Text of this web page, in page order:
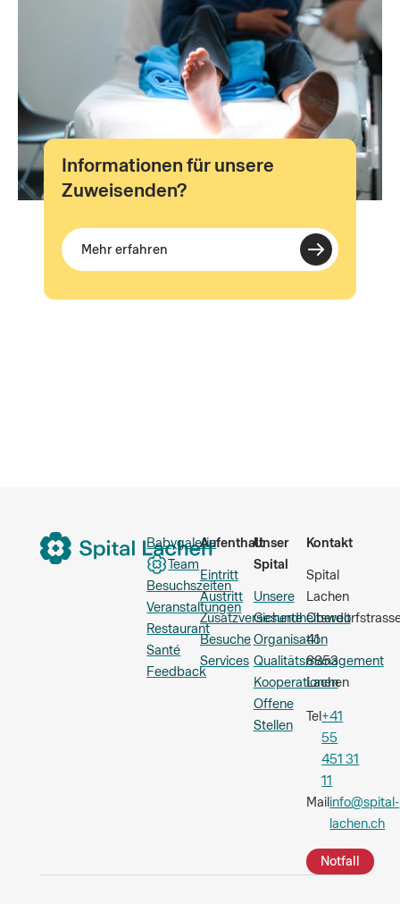
Informationen für unsere
Zuweisenden?
Mehr erfahren
Babygalerie
Team
Besuchszeiten
Veranstaltungen
Restaurant
Santé
Feedback
Aufenthalt
Eintritt
Austritt
Zusatzversicherte
Besuche
Services
Unser
Spital
Unsere
Gesundheitswelt
Organisation
Qualitätsmanagement
Kooperationen
Offene
Stellen
Kontakt
Spital
Lachen
41
8853
Lachen
Tel+41
55
451 31
11
Mailinfo@spital-
lachen.ch
Notfall